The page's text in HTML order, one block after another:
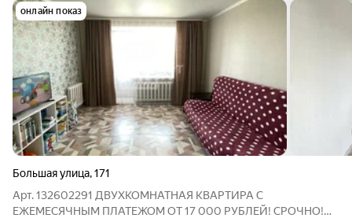
онлайн показ
Большая улица,171
Арт. 132602291 ДВУХКОМНАТНАЯ КВАРТИРА С
ЕЖЕМЕСЯЧНЫМ ПЛАТЕЖОМ ОТ 17 000 РУБЛЕЙ! СРОЧНО!